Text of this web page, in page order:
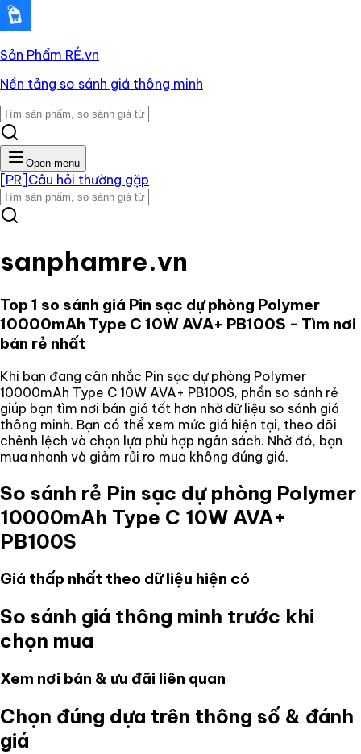
Sản Phẩm RẺ.vn
Nền tảng so sánh giá thông minh
Open menu
[PR] Câu hỏi thường gặp
sanphamre.vn
Top 1 so sánh giá Pin sạc dự phòng Polymer
10000mAh Type C 10W AVA+ PB100S - Tìm nơi
bán rẻ nhất
Khi bạn đang cân nhắc Pin sạc dự phòng Polymer
10000mAh Type C 10W AVA+ PB100S, phần so sánh rẻ
giúp bạn tìm nơi bán giá tốt hơn nhờ dữ liệu so sánh giá
thông minh. Bạn có thể xem mức giá hiện tại, theo dõi
chênh lệch và chọn lựa phù hợp ngân sách. Nhờ đó, bạn
mua nhanh và giảm rủi ro mua không đúng giá.
So sánh rẻ Pin sạc dự phòng Polymer
10000mAh Type C 10W AVA+
PB100S
Giá thấp nhất theo dữ liệu hiện có
So sánh giá thông minh trước khi
chọn mua
Xem nơi bán & ưu đãi liên quan
Chọn đúng dựa trên thông số & đánh
giá